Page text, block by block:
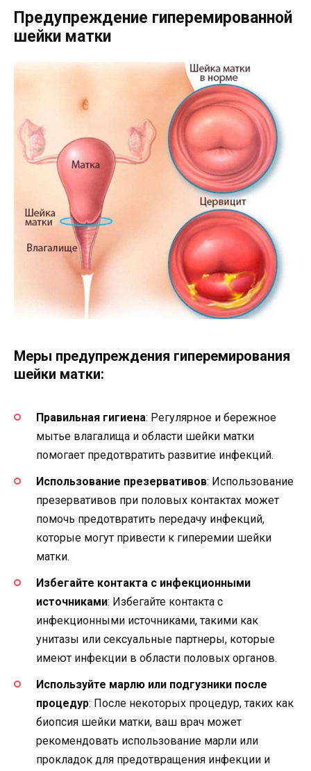
Предупреждение гиперемированной
шейки матки
Меры предупреждения гиперемирования
шейки матки:
Правильная гигиена: Регулярное и бережное
мытье влагалища и области шейки матки
помогает предотвратить развитие инфекций.
Использование презервативов: Использование
презервативов при половых контактах может
помочь предотвратить передачу инфекций,
которые могут привести к гиперемии шейки
матки.
Избегайте контакта с инфекционными
источниками: Избегайте контакта с
инфекционными источниками, такими как
унитазы или сексуальные партнеры, которые
имеют инфекции в области половых органов.
Используйте марлю или подгузники после
процедур: После некоторых процедур, таких как
биопсия шейки матки, ваш врач может
рекомендовать использование марли или
прокладок для предотвращения инфекции и